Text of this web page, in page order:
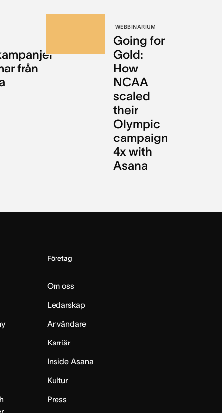
från
WEBBINARIUM
Going for
Gold:
How
NCAA
scaled
their
Olympic
campaign
4x with
Asana
Företag
Om oss
Ledarskap
Användare
Karriär
Inside Asana
Kultur
Press